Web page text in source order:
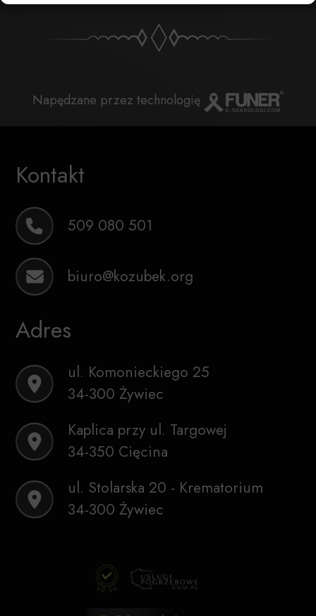
Napędzane przez technologię
Kontakt
509 080 501
biuro@kozubek.org
Adres
ul. Komonieckiego 25
34-300 Żywiec
Kaplica przy ul. Targowej
34-350 Cięcina
ul. Stolarska 20 - Krematorium
34-300 Żywiec